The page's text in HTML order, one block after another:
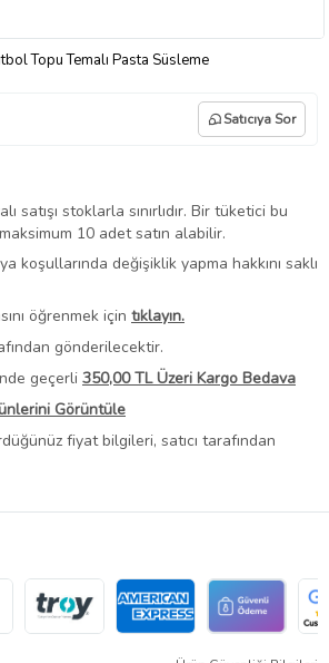
Topu Temalı Pasta Süsleme
Satıcıya Sor
satışı stoklarla sınırlıdır. Bir tüketici bu
10 adet satın alabilir.
koşullarında değişiklik yapma hakkını saklı
öğrenmek için tıklayın.
gönderilecektir.
geçerli 350,00 TL Üzeri Kargo Bedava
Görüntüle
fiyat bilgileri, satıcı tarafından